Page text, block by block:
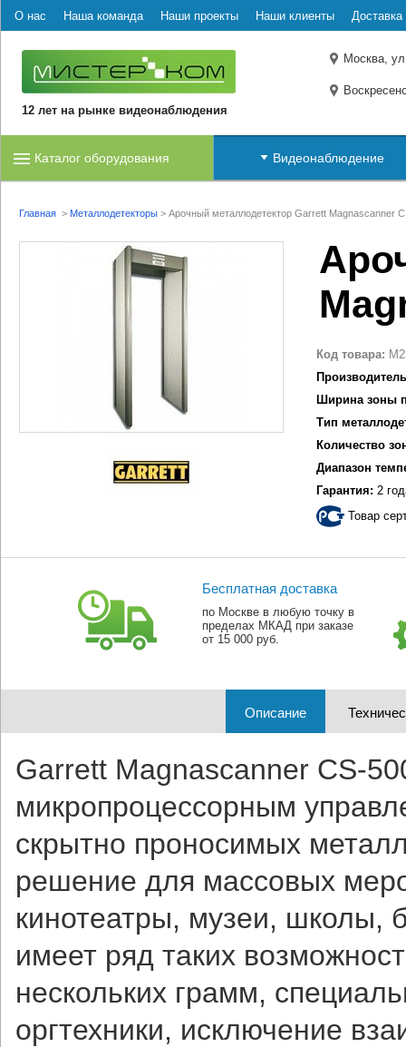
О нас Наша команда Наши проекты Наши клиенты Доставка
12 лет на рынке видеонаблюдения
Москва,
Каталог оборудования Видеонаблюдение
Главная > Металлодетекторы > Арочный металлодетектор Garrett Magnascanner
Код товара:
Ширина зоны
Тип
Количество
Диапазон
Гарантия: 2
Товар
Бесплатная доставка
по Москве в любую точку в
пределах МКАД при заказе
от 15 000 руб.
Описание
Garrett Magnascanner CS-
микропроцессорным
скрытно проносимых
решение для массовых
кинотеатры, музеи, школы,
имеет ряд таких
нескольких грамм,
оргтехники, исключение